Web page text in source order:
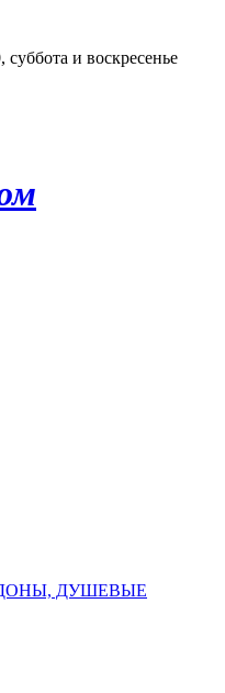
суббота и воскресенье
ДУШЕВЫЕ